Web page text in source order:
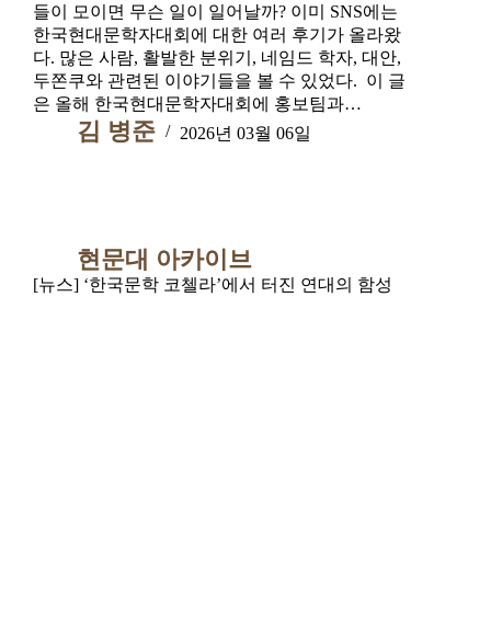
들이 모이면 무슨 일이 일어날까? 이미 SNS에는
한국현대문학자대회에 대한 여러 후기가 올라왔
다. 많은 사람, 활발한 분위기, 네임드 학자, 대안,
두쫀쿠와 관련된 이야기들을 볼 수 있었다. 이 글
은 올해 한국현대문학자대회에 홍보팀과…
김 병준 2026년 03월 06일
현문대 아카이브
[뉴스] ‘한국문학 코첼라’에서 터진 연대의 함성